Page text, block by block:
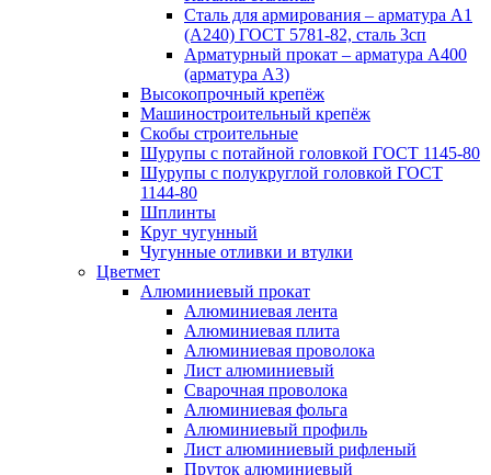
Сталь для армирования – арматура А1
(А240) ГОСТ 5781-82, сталь 3сп
Арматурный прокат – арматура А400
(арматура А3)
Высокопрочный крепёж
Машиностроительный крепёж
Скобы строительные
Шурупы с потайной головкой ГОСТ 1145-80
Шурупы с полукруглой головкой ГОСТ
1144-80
Шплинты
Круг чугунный
Чугунные отливки и втулки
Цветмет
Алюминиевый прокат
Алюминиевая лента
Алюминиевая плита
Алюминиевая проволока
Лист алюминиевый
Сварочная проволока
Алюминиевая фольга
Алюминиевый профиль
Лист алюминиевый рифленый
Пруток алюминиевый